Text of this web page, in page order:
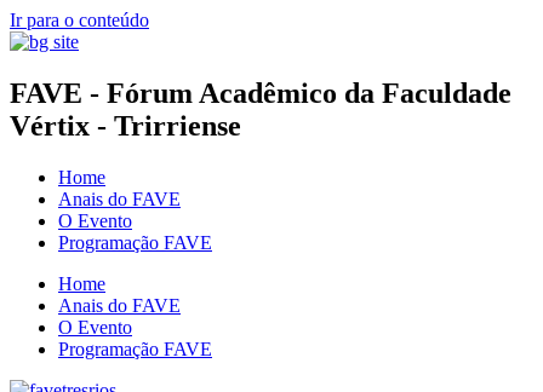
Ir para o conteúdo
FAVE - Fórum Acadêmico da Faculdade
Vértix - Trirriense
Home
Anais do FAVE
O Evento
Programação FAVE
Home
Anais do FAVE
O Evento
Programação FAVE